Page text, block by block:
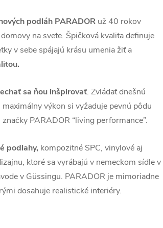
podláh PARADOR už 40 rokov
na svete. Špičková kvalita definuje
v sebe spájajú krásu umenia žiť a
sa ňou inšpirovať. Zvládať dnešnú
výkon si vyžaduje pevnú pôdu
PARADOR “living performance”.
podlahy, kompozitné SPC, vinylové aj
ktoré sa vyrábajú v nemeckom sídle v
v Güssingu. PARADOR je mimoriadne
dosahuje realistické interiéry.